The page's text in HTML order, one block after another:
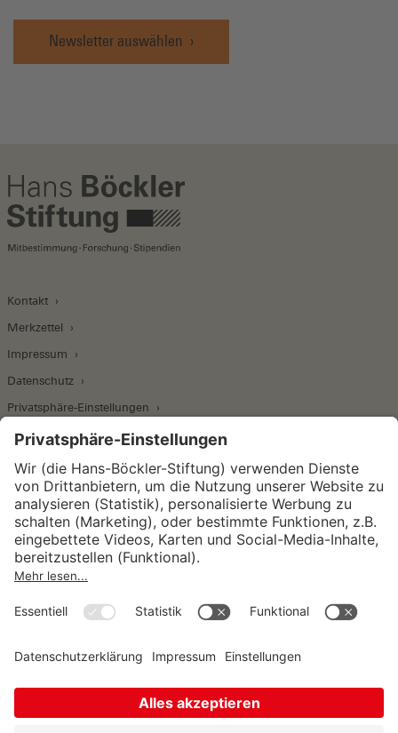
Newsletter auswählen
Kontakt
Merkzettel
Impressum
Datenschutz
Privatsphäre-Einstellungen
Wirtschafts- und Sozialwissenschaftliches Institut
Institut für Makroökonomie und
Konjunkturforschung
Unternehmensführung